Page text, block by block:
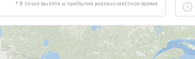
* В точке вылета и прибытия указано местное время